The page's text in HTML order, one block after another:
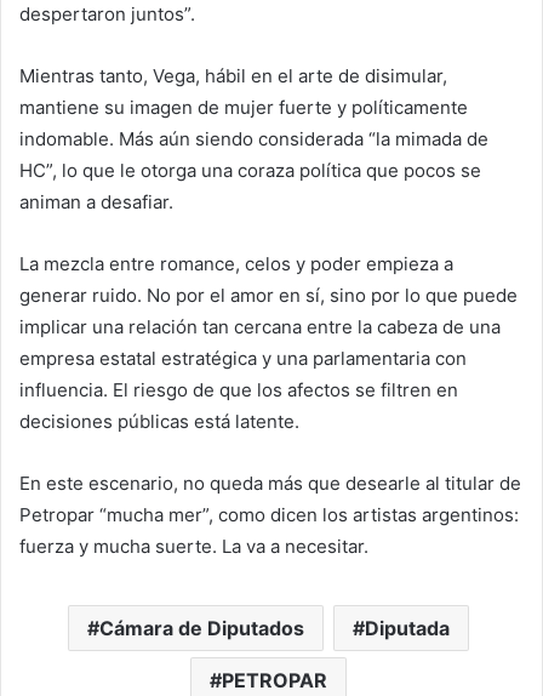
despertaron juntos”.
Mientras tanto, Vega, hábil en el arte de disimular,
mantiene su imagen de mujer fuerte y políticamente
indomable. Más aún siendo considerada “la mimada de
HC”, lo que le otorga una coraza política que pocos se
animan a desafiar.
La mezcla entre romance, celos y poder empieza a
generar ruido. No por el amor en sí, sino por lo que puede
implicar una relación tan cercana entre la cabeza de una
empresa estatal estratégica y una parlamentaria con
influencia. El riesgo de que los afectos se filtren en
decisiones públicas está latente.
En este escenario, no queda más que desearle al titular de
Petropar “mucha mer”, como dicen los artistas argentinos:
fuerza y mucha suerte. La va a necesitar.
Cámara de Diputados Diputada
PETROPAR